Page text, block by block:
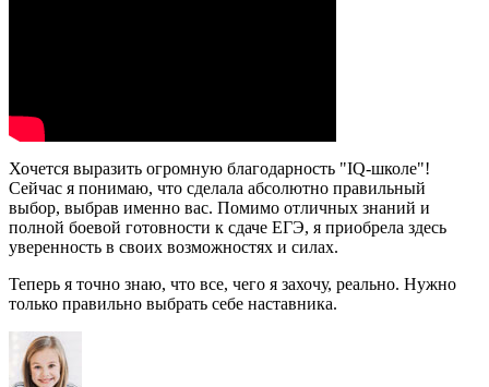
Хочется выразить огромную благодарность "IQ-школе"!
Сейчас я понимаю, что сделала абсолютно правильный
выбор, выбрав именно вас. Помимо отличных знаний и
полной боевой готовности к сдаче ЕГЭ, я приобрела здесь
уверенность в своих возможностях и силах.
Теперь я точно знаю, что все, чего я захочу, реально. Нужно
только правильно выбрать себе наставника.